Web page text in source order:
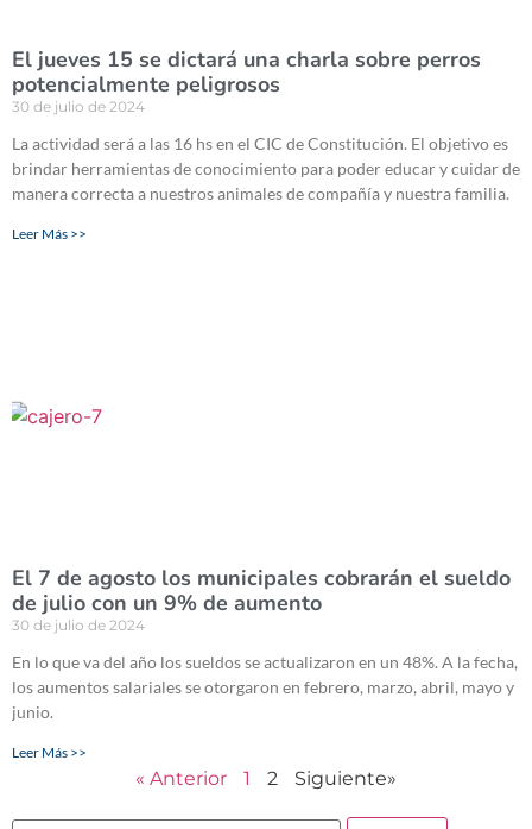
El jueves 15 se dictará una charla sobre perros
potencialmente peligrosos
30 de julio de 2024
La actividad será a las 16 hs en el CIC de Constitución. El objetivo es
brindar herramientas de conocimiento para poder educar y cuidar de
manera correcta a nuestros animales de compañía y nuestra familia.
Leer Más >>
El 7 de agosto los municipales cobrarán el sueldo
de julio con un 9% de aumento
30 de julio de 2024
En lo que va del año los sueldos se actualizaron en un 48%. A la fecha,
los aumentos salariales se otorgaron en febrero, marzo, abril, mayo y
junio.
Leer Más >>
« Anterior 1 2 Siguiente»